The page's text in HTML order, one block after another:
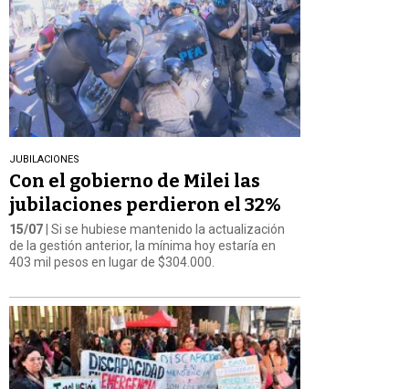
JUBILACIONES
Con el gobierno de Milei las
jubilaciones perdieron el 32%
15/07 | Si se hubiese mantenido la actualización
de la gestión anterior, la mínima hoy estaría en
403 mil pesos en lugar de $304.000.